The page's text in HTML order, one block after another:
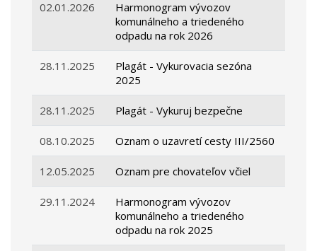
02.01.2026
Harmonogram vývozov
komunálneho a triedeného
odpadu na rok 2026
28.11.2025
Plagát - Vykurovacia sezóna
2025
28.11.2025 Plagát - Vykuruj bezpečne
08.10.2025 Oznam o uzavretí cesty III/2560
12.05.2025 Oznam pre chovateľov včiel
29.11.2024
Harmonogram vývozov
komunálneho a triedeného
odpadu na rok 2025